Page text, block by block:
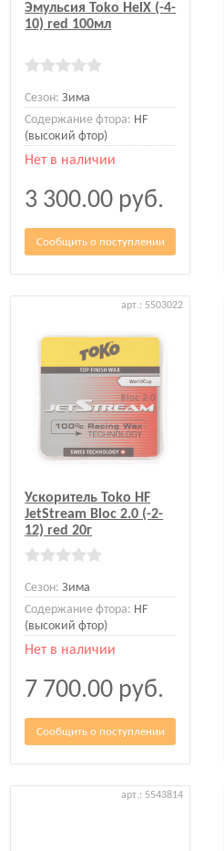
Эмульсия Toko HelX (-4-
10) red 100мл
Сезон: Зима
Содержание фтора: HF
(высокий фтор)
Нет в наличии
3 300.00 руб.
Сообщить о поступлении
арт.: 5503022
Ускоритель Toko HF
JetStream Bloc 2.0 (-2-
12) red 20г
Сезон: Зима
Содержание фтора: HF
(высокий фтор)
Нет в наличии
7 700.00 руб.
Сообщить о поступлении
арт.: 5543814